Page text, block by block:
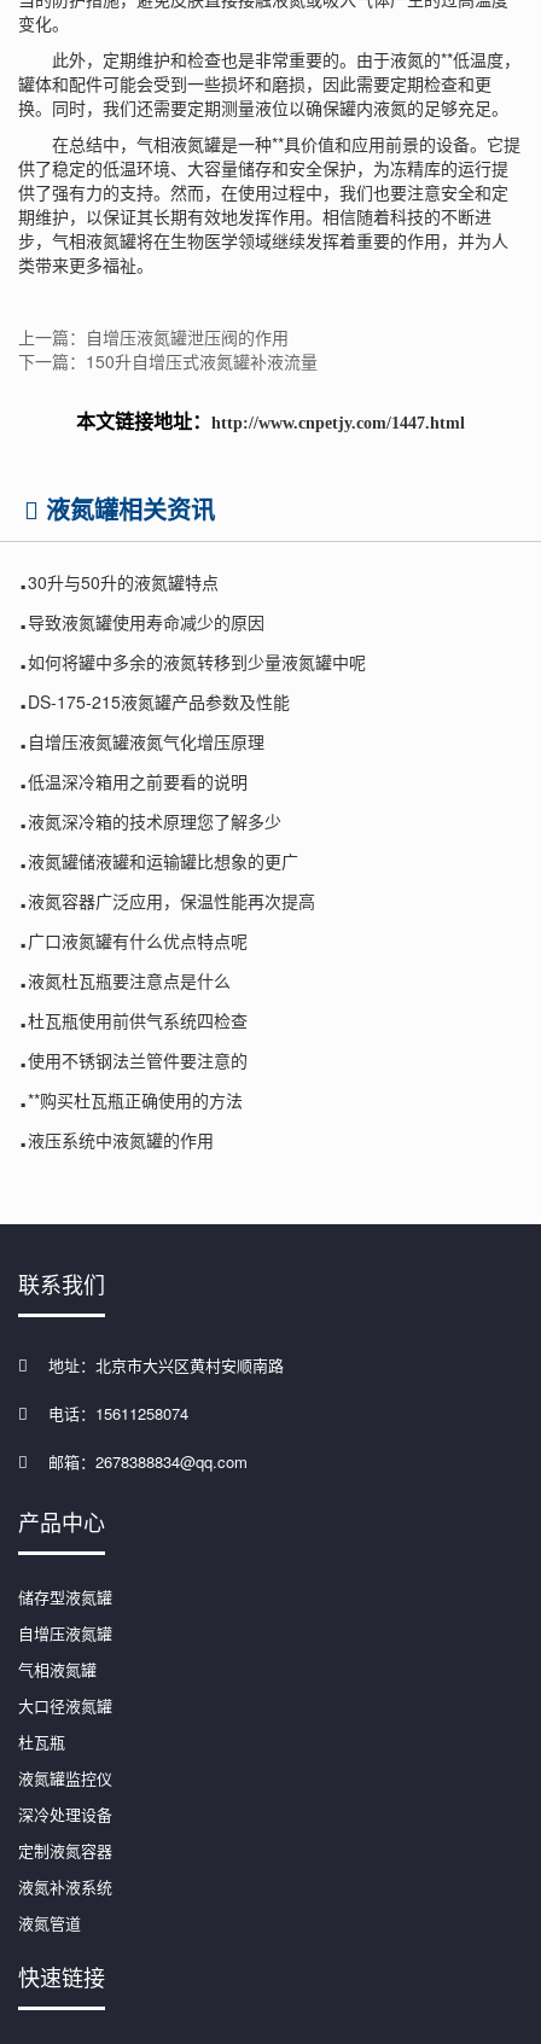
变化。
此外，定期维护和检查也是非常重要的。由于液氮的**低温度，
罐体和配件可能会受到一些损坏和磨损，因此需要定期检查和更
换。同时，我们还需要定期测量液位以确保罐内液氮的足够充足。
在总结中， 气相液氮罐是一种**具价值和应用前景的设备。它提
供了稳定的低温环境、大容量储存和安全保护，为冻精库的运行提
供了强有力的支持。然而，在使用过程中，我们也要注意安全和定
期维护，以保证其长期有效地发挥作用。相信随着科技的不断进
步，气相液氮罐将在生物医学领域继续发挥着重要的作用，并为人
类带来更多福祉。
上一篇：自增压液氮罐泄压阀的作用
下一篇：150升自增压式液氮罐补液流量
本文链接地址： http://www.cnpetjy.com/1447.html
液氮罐相关资讯
.30升与50升的液氮罐特点
.导致液氮罐使用寿命减少的原因
.如何将罐中多余的液氮转移到少量液氮罐中呢
.DS-175-215液氮罐产品参数及性能
. 自增压液氮罐液氮气化增压原理
.低温深冷箱用之前要看的说明
.液氮深冷箱的技术原理您了解多少
.液氮罐储液罐和运输罐比想象的更广
.液氮容器广泛应用，保温性能再次提高
.广口液氮罐有什么优点特点呢
.液氮杜瓦瓶要注意点是什么
.杜瓦瓶使用前供气系统四检查
.使用不锈钢法兰管件要注意的
.**购买杜瓦瓶正确使用的方法
.液压系统中液氮罐的作用
联系我们
地址：北京市大兴区黄村安顺南路
电话：15611258074
邮箱：2678388834@qq.com
产品中心
储存型液氮罐
自增压液氮罐
气相液氮罐
大口径液氮罐
杜瓦瓶
液氮罐监控仪
深冷处理设备
定制液氮容器
液氮补液系统
液氮管道
快速链接